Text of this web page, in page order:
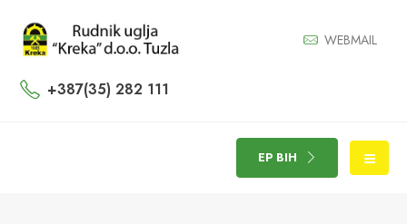
WEBMAIL
+387(35) 282 111
EP BIH